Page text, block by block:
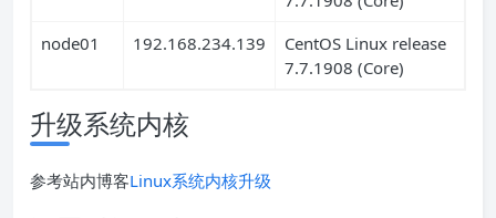
node01
192.168.234.139
CentOS Linux release
7.7.1908 (Core)
升级系统内核
参考站内博客Linux系统内核升级